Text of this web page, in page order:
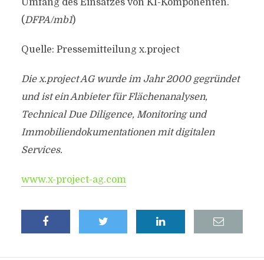
Umfang des Einsatzes von KI-Komponenten.
(DFPA/mb1)
Quelle: Pressemitteilung x.project
Die x.project AG wurde im Jahr 2000 gegründet
und ist ein Anbieter für Flächenanalysen,
Technical Due Diligence, Monitoring und
Immobiliendokumentationen mit digitalen
Services.
www.x-project-ag.com